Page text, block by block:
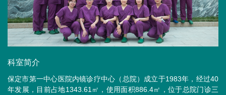
科室简介
保定市第一中心医院内镜诊疗中心（总院）成立于1983年，经过40
年发展，目前占地1343.61㎡，使用面积886.4㎡，位于总院门诊三